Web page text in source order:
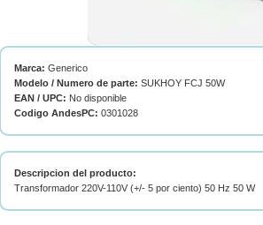
Marca: Generico
Modelo / Numero de parte: SUKHOY FCJ 50W
EAN / UPC: No disponible
Codigo AndesPC: 0301028
Descripcion del producto:
Transformador 220V-110V (+/- 5 por ciento) 50 Hz 50 W